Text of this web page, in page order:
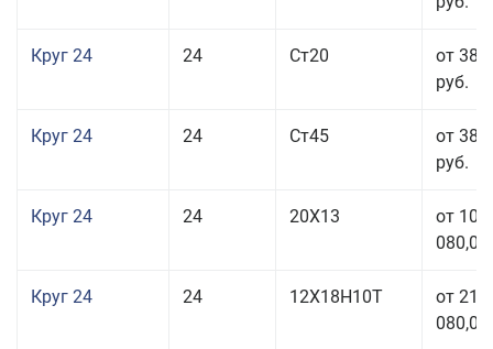
Круг 24 24 Ст20
от 38
руб.
Круг 24 24 Ст45
от 38
руб.
Круг 24 24 20Х13
от 103
080,00
Круг 24 24 12Х18Н10Т
от 211
080,00